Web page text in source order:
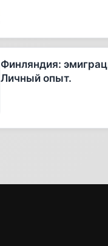
Финляндия:
Личный опыт.